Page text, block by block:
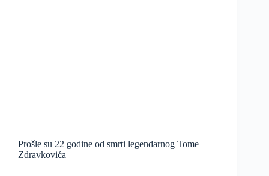
Prošle su 22 godine od smrti legendarnog Tome
Zdravkovića